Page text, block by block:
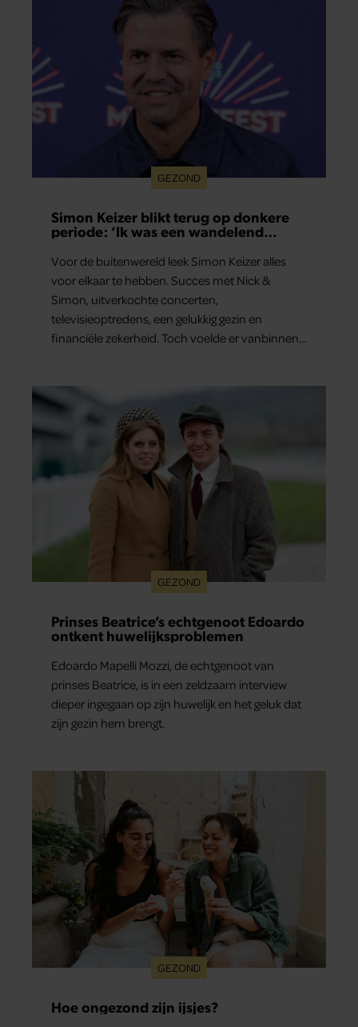
GEZOND
Simon Keizer blikt terug op donkere
periode: ‘Ik was een wandelend
Voor de buitenwereld leek Simon Keizer alles
voor elkaar te hebben. Succes met Nick &
Simon, uitverkochte concerten,
televisieoptredens, een gelukkig gezin en
financiële zekerheid. Toch voelde er vanbinnen
dat hij lange tijd vooral overleefde en steeds
verder van zijn gevoel verwijderd raakte.
GEZOND
Prinses Beatrice’s echtgenoot Edoardo
ontkent huwelijksproblemen
Edoardo Mapelli Mozzi, de echtgenoot van
prinses Beatrice, is in een zeldzaam interview
dieper ingegaan op zijn huwelijk en het geluk dat
zijn gezin hem brengt.
GEZOND
Hoe ongezond zijn ijsjes?